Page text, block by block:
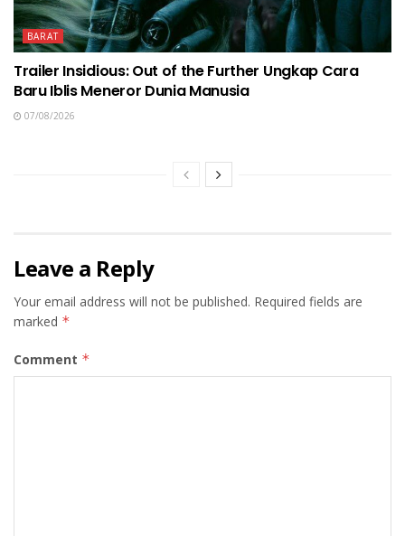
BARAT
Trailer Insidious: Out of the Further Ungkap Cara
Baru Iblis Meneror Dunia Manusia
07/08/2026
Leave a Reply
Your email address will not be published. Required fields are
marked *
Comment *